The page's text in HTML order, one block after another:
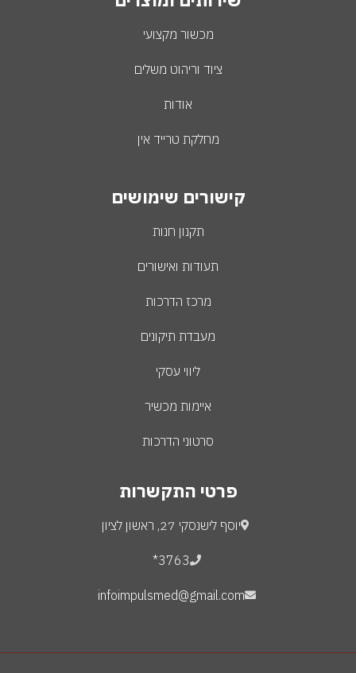
מכשור מקצועי
ציוד וריהוט משלים
אודות
מחלקת טרייד אין
קישורים שימושים
תקנון חנות
תעודות ואישורים
מרכז הדרכות
מעבדת תיקונים
ליווי עסקי
איימות מכשיר
סרטוני הדרכות
פרטי התקשרות
יוסף לישנסקי 27, ראשון לציון
3763*
infoimpulsmed@gmail.com